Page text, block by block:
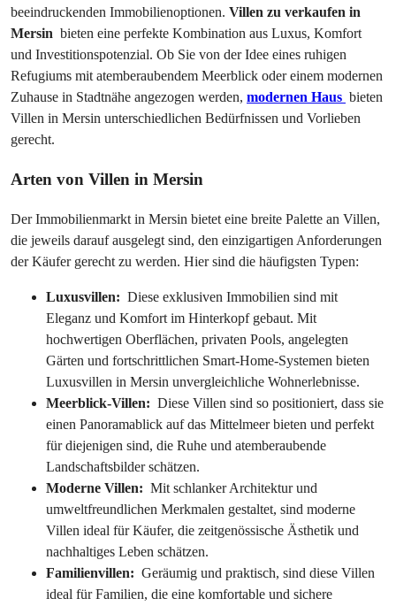
beeindruckenden Immobilienoptionen. Villen zu verkaufen in
Mersin bieten eine perfekte Kombination aus Luxus, Komfort
und Investitionspotenzial. Ob Sie von der Idee eines ruhigen
Refugiums mit atemberaubendem Meerblick oder einem modernen
Zuhause in Stadtnähe angezogen werden, modernen Haus bieten
Villen in Mersin unterschiedlichen Bedürfnissen und Vorlieben
gerecht.
Arten von Villen in Mersin
Der Immobilienmarkt in Mersin bietet eine breite Palette an Villen,
die jeweils darauf ausgelegt sind, den einzigartigen Anforderungen
der Käufer gerecht zu werden. Hier sind die häufigsten Typen:
Luxusvillen: Diese exklusiven Immobilien sind mit
Eleganz und Komfort im Hinterkopf gebaut. Mit
hochwertigen Oberflächen, privaten Pools, angelegten
Gärten und fortschrittlichen Smart-Home-Systemen bieten
Luxusvillen in Mersin unvergleichliche Wohnerlebnisse.
Meerblick-Villen: Diese Villen sind so positioniert, dass sie
einen Panoramablick auf das Mittelmeer bieten und perfekt
für diejenigen sind, die Ruhe und atemberaubende
Landschaftsbilder schätzen.
Moderne Villen: Mit schlanker Architektur und
umweltfreundlichen Merkmalen gestaltet, sind moderne
Villen ideal für Käufer, die zeitgenössische Ästhetik und
nachhaltiges Leben schätzen.
Familienvillen: Geräumig und praktisch, sind diese Villen
ideal für Familien, die eine komfortable und sichere